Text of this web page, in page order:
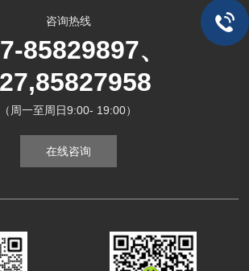
咨询热线
85829897、
（周一至周日9:00- 19:00）
在线咨询